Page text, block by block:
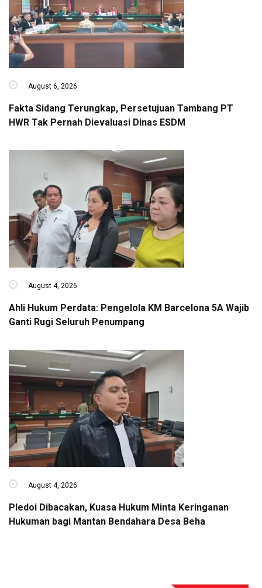
August 6, 2026
Fakta Sidang Terungkap, Persetujuan Tambang PT
HWR Tak Pernah Dievaluasi Dinas ESDM
August 4, 2026
Ahli Hukum Perdata: Pengelola KM Barcelona 5A Wajib
Ganti Rugi Seluruh Penumpang
August 4, 2026
Pledoi Dibacakan, Kuasa Hukum Minta Keringanan
Hukuman bagi Mantan Bendahara Desa Beha